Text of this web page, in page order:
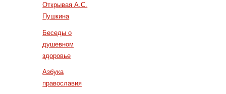
Открывая А.С.
Пушкина
Беседы о
душевном
здоровье
Азбука
православия